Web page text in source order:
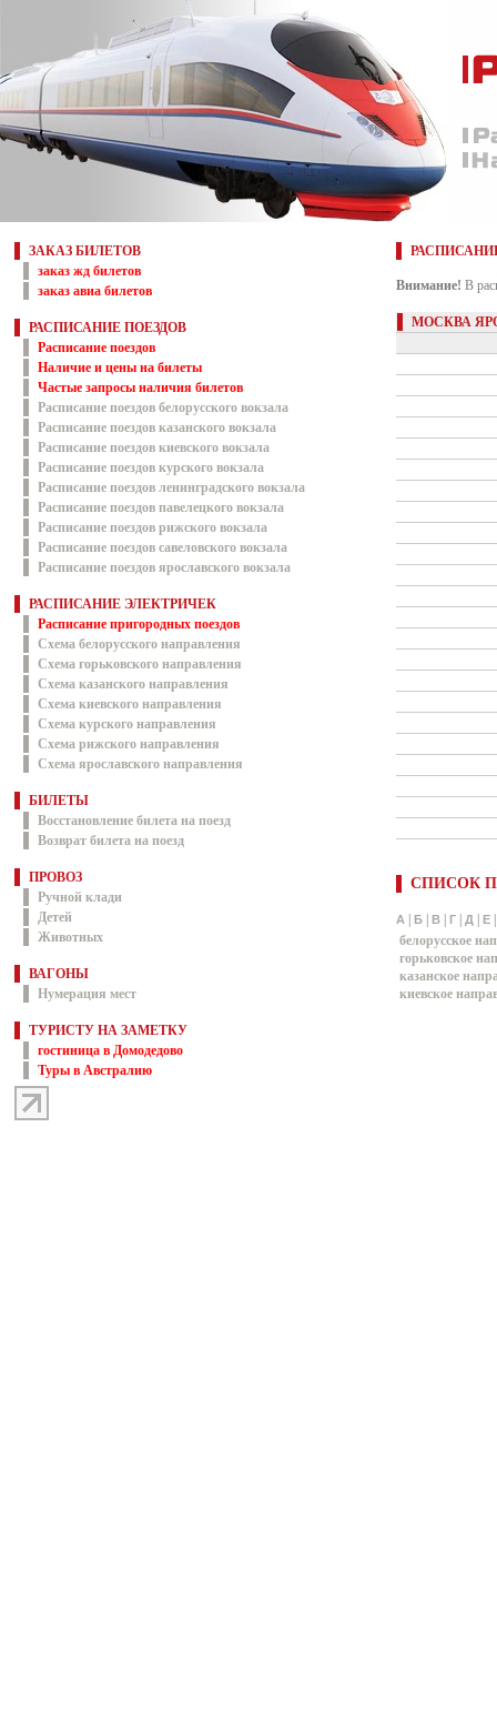
ЗАКАЗ БИЛЕТОВ
заказ жд билетов
заказ авиа билетов
РАСПИСАНИЕ ПОЕЗДОВ
Расписание поездов
Наличие и цены на билеты
Частые запросы наличия билетов
Расписание поездов белорусского вокзала
Расписание поездов казанского вокзала
Расписание поездов киевского вокзала
Расписание поездов курского вокзала
Расписание поездов ленинградского вокзала
Расписание поездов павелецкого вокзала
Расписание поездов рижского вокзала
Расписание поездов савеловского вокзала
Расписание поездов ярославского вокзала
РАСПИСАНИЕ ЭЛЕКТРИЧЕК
Расписание пригородных поездов
Схема белорусского направления
Схема горьковского направления
Схема казанского направления
Схема киевского направления
Схема курского направления
Схема рижского направления
Схема ярославского направления
БИЛЕТЫ
Восстановление билета на поезд
Возврат билета на поезд
ПРОВОЗ
Ручной клади
Детей
Животных
ВАГОНЫ
Нумерация мест
ТУРИСТУ НА ЗАМЕТКУ
гостиница в Домодедово
Туры в Австралию
Внимание! В
МОСКВА
СПИСОК
А Б В Г Д Е
белорусское
горьковское
казанское
киевское